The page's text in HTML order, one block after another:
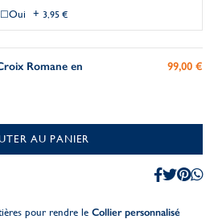
Oui + 3,95 €
Romane en
99,00 €
AU PANIER
pour rendre le Collier personnalisé